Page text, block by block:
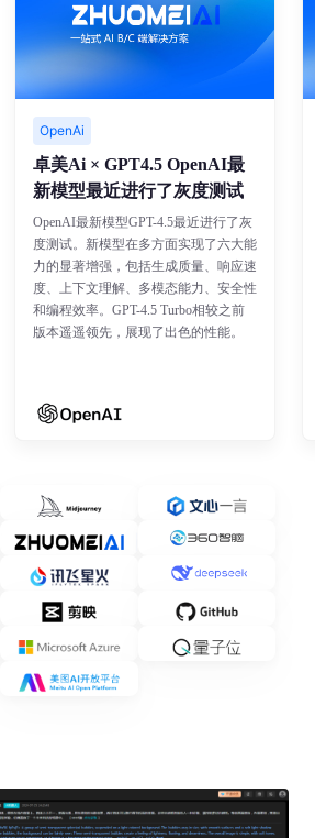
OpenAi
卓美Ai × GPT4.5 OpenAI最
新模型最近进行了灰度测试
OpenAI最新模型GPT-4.5最近进行了灰
度测试。新模型在多方面实现了六大能
力的显著增强，包括生成质量、响应速
度、上下文理解、多模态能力、安全性
和编程效率。GPT-4.5 Turbo相较之前
版本遥遥领先，展现了出色的性能。